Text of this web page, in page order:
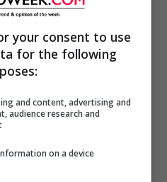
your consent to use
for the following
and content, advertising and
audience research and
on a device